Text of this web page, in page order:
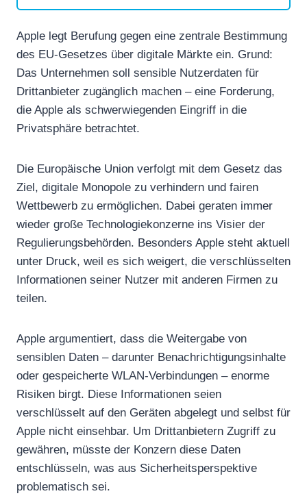
Apple legt Berufung gegen eine zentrale Bestimmung
des EU-Gesetzes über digitale Märkte ein. Grund:
Das Unternehmen soll sensible Nutzerdaten für
Drittanbieter zugänglich machen – eine Forderung,
die Apple als schwerwiegenden Eingriff in die
Privatsphäre betrachtet.
Die Europäische Union verfolgt mit dem Gesetz das
Ziel, digitale Monopole zu verhindern und fairen
Wettbewerb zu ermöglichen. Dabei geraten immer
wieder große Technologiekonzerne ins Visier der
Regulierungsbehörden. Besonders Apple steht aktuell
unter Druck, weil es sich weigert, die verschlüsselten
Informationen seiner Nutzer mit anderen Firmen zu
teilen.
Apple argumentiert, dass die Weitergabe von
sensiblen Daten – darunter Benachrichtigungsinhalte
oder gespeicherte WLAN-Verbindungen – enorme
Risiken birgt. Diese Informationen seien
verschlüsselt auf den Geräten abgelegt und selbst für
Apple nicht einsehbar. Um Drittanbietern Zugriff zu
gewähren, müsste der Konzern diese Daten
entschlüsseln, was aus Sicherheitsperspektive
problematisch sei.